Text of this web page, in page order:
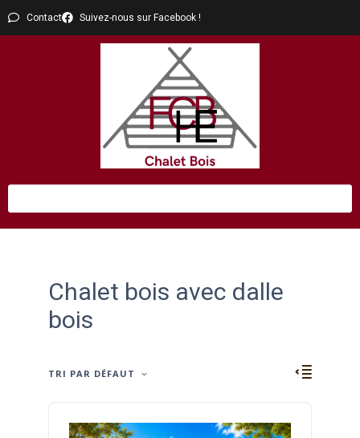
Contact Suivez-nous sur Facebook !
Chalet bois avec dalle
bois
TRI PAR DÉFAUT